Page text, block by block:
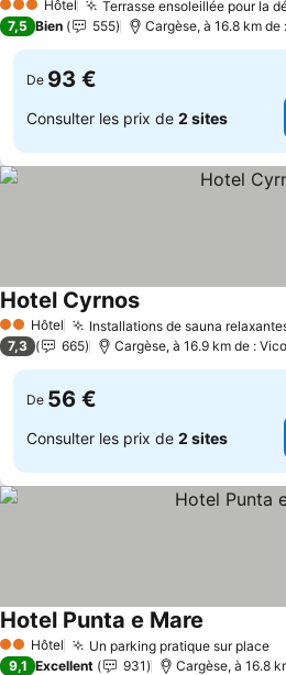
3 ÉtoilesHôtel Terrasse ensoleillée pour la
7,5 Bien 555 Cargèse, à 16.8 km de
De 93 €
Consulter les prix de 2 sites
2 Étoiles
Hôtel Installations de sauna
Hotel CyrnosConsulter les prix
7,3 665 Cargèse, à 16.9 km de : Vico
De 56 €
Consulter les prix de 2 sites
2 Étoiles
Hôtel Un parking pratique sur place
Hotel Punta e Mare
9,1 Excellent 931 Cargèse, à 16.8